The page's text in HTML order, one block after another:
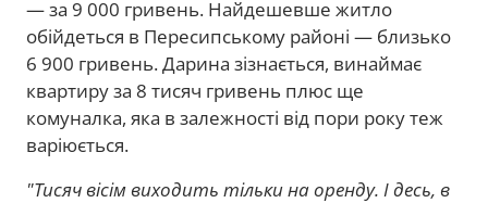
— за 9 000 гривень. Найдешевше житло
обійдеться в Пересипському районі — близько
6 900 гривень. Дарина зізнається, винаймає
квартиру за 8 тисяч гривень плюс ще
комуналка, яка в залежності від пори року теж
варіюється.
"Тисяч вісім виходить тільки на оренду. І десь, в